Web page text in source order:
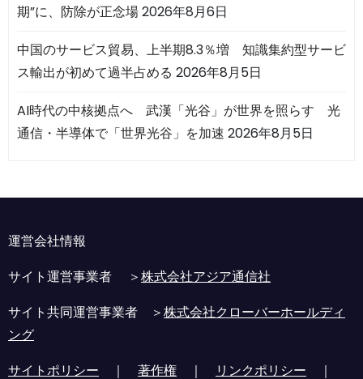
期”に、防除が正念場2026年8月6日
中国のサービス貿易、上半期8.3％増 知識集約型サービ
ス輸出が初めて過半占める 2026年8月5日
AI時代の中核拠点へ 武漢「光谷」が世界を照らす 光
通信・半導体で「世界光谷」を加速 2026年8月5日
運営会社情報
サイト運営事業者 ＞株式会社アジア通信社
サイト共同運営事業者 ＞株式会社クローバーホールディ
ング
サイトポリシー ｜ 著作権 ｜ リンクポリシー ｜